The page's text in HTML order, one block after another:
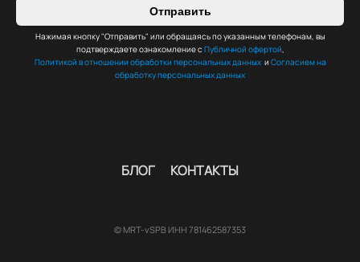
Отправить
Нажимая кнопку "Отправить" или обращаясь по указанным телефонам, вы
подтверждаете ознакомление с Публичной офертой,
Политикой в отношении обработки персональных данных и Согласием на
обработку персональных данных
БЛОГ КОНТАКТЫ
© MRT-vSPB ИНН 781462587353